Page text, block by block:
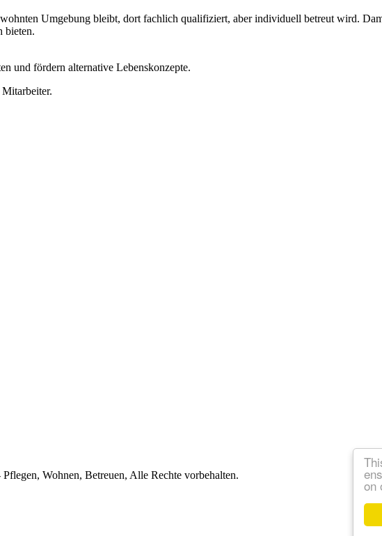
on
Umgebung bleibt, dort fachlich qualifiziert, aber individuell betreut wird.
bieten.
und fördern alternative Lebenskonzepte.
Wohnen, Betreuen, Alle Rechte vorbehalten.